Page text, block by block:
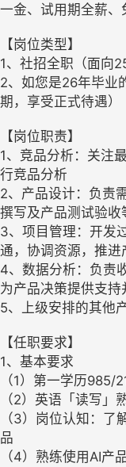
一金、试用期全薪、
【岗位类型】
1、社招全职（面向
2、如您是26年毕业
期，享受正式待遇）
【岗位职责】
1、竞品分析：关注
行竞品分析
2、产品设计：负责
撰写及产品测试验收
3、项目管理：开发
通，协调资源，推进
4、数据分析：负责
为产品决策提供支
5、上级安排的其他
【任职要求】
1、基本要求
（1）第一学历985/
（2）英语「读写」
（3）岗位认知：了
品
（4）熟练使用AI产